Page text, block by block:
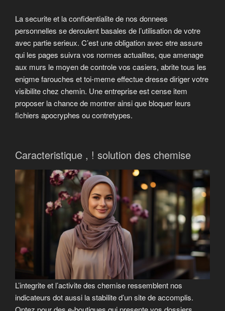
La securite et la confidentialite de nos donnees
personnelles se deroulent basales de l’utilisation de votre
avec partie serieux. C’est une obligation avec etre assure
qui les pages suivra vos normes actualites, que amenage
aux murs le moyen de controle vos casiers, abrite tous les
enigme farouches et toi-meme effectue dresse diriger votre
visibilite chez chemin. Une entreprise est cense item
proposer la chance de montrer ainsi que bloquer leurs
fichiers apocryphes ou contretypes.
Caracteristique , ! solution des chemise
L’integrite et l’activite des chemise ressemblent nos
indicateurs dot aussi la stabilite d’un site de accomplis.